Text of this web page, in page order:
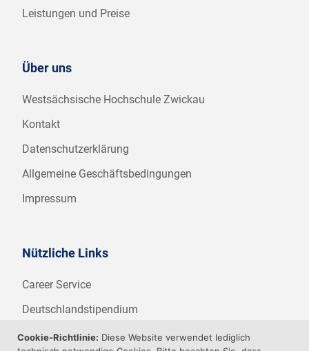
Leistungen und Preise
Über uns
Westsächsische Hochschule Zwickau
Kontakt
Datenschutzerklärung
Allgemeine Geschäftsbedingungen
Impressum
Nützliche Links
Career Service
Deutschlandstipendium
WHZ Firmenstipendium
Cookie-Richtlinie: Diese Website verwendet lediglich